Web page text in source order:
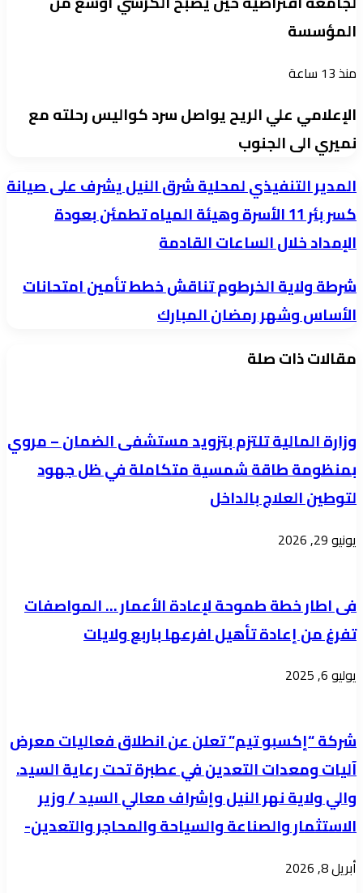
المؤسسة
منذ 13 ساعة
الإعلامي علي الريح يواصل سرد كواليس رحلته مع
نميري الى الجنوب
المدير
التنفيذي
لمحلية
شرق
النيل
يشرف
على
صيانة
الأسرة
وهيئة
المياه
بعودة
خلال
الساعات
القادمة
المدير التنفيذي لمحلية شرق النيل يشرف على صيانة
كسر بئر 11 الأسرة وهيئة المياه تطمئن بعودة
الإمداد خلال الساعات القادمة
شرطة
ولاية
تناقش
امتحانات
الأساس
وشهر
رمضان
شرطة ولاية الخرطوم تناقش خطط تأمين امتحانات
الأساس وشهر رمضان المبارك
مقالات ذات صلة
وزارة المالية تلتزم بتزويد مستشفى الضمان – مروي
بمنظومة طاقة شمسية متكاملة في ظل جهود
لتوطين العلاج بالداخل
يونيو 29, 2026
فى اطار خطة طموحة لإعادة الأعمار … المواصفات
تفرغ من إعادة تأهيل افرعها باربع ولايات
يوليو 6, 2025
شركة “إكسبو تيم” تعلن عن انطلاق فعاليات معرض
آليات ومعدات التعدين في عطبرة تحت رعاية السيد.
والي ولاية نهر النيل وإشراف معالي السيد / وزير
الاستثمار والصناعة والسياحة والمحاجر والتعدين-
أبريل 8, 2026